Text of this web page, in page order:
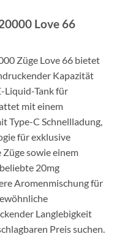
Love 66
Züge Love 66 bietet
Kapazität
Liquid-Tank für
mit einem
Type-C Schnellladung,
für exklusive
sowie einem
20mg
Aromenmischung für
Langlebigkeit
Preis suchen.